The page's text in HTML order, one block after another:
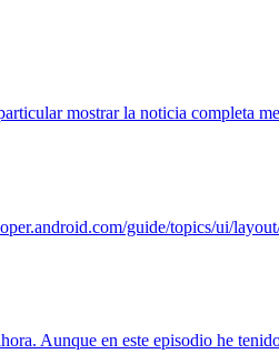
mostrar la noticia completa
guide/topics/ui/
Aunque en este episodio he